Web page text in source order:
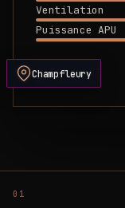
Ventilation
Puissance APU
DEVIS PRÊT
Champfleury